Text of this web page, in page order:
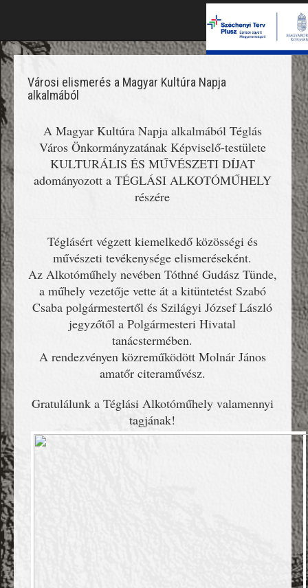
Városi elismerés a Magyar Kultúra Napja
alkalmából
A Magyar Kultúra Napja alkalmából Téglás
Város Önkormányzatának Képviselő-testülete
KULTURÁLIS ÉS MŰVÉSZETI DÍJAT
adományozott a TÉGLÁSI ALKOTÓMŰHELY
részére
Téglásért végzett kiemelkedő közösségi és
művészeti tevékenysége elismeréseként.
Az Alkotóműhely nevében Tóthné Gudász Tünde,
a műhely vezetője vette át a kitüntetést Szabó
Csaba polgármestertől és Szilágyi József László
jegyzőtől a Polgármesteri Hivatal
tanácstermében.
A rendezvényen közreműködött Molnár János
amatőr citeraművész.
Gratulálunk a Téglási Alkotóműhely valamennyi
tagjának!